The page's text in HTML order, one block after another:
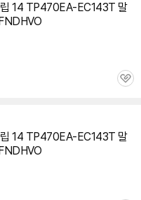
14 TP470EA-EC143T 말
관
14 TP470EA-EC143T 말